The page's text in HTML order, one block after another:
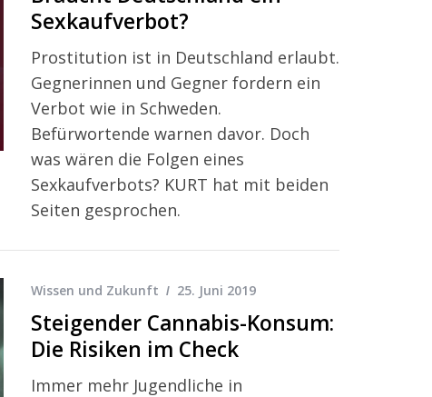
Sexkaufverbot?
Prostitution ist in Deutschland erlaubt.
Gegnerinnen und Gegner fordern ein
Verbot wie in Schweden.
Befürwortende warnen davor. Doch
was wären die Folgen eines
Sexkaufverbots? KURT hat mit beiden
Seiten gesprochen.
Wissen und Zukunft 25. Juni 2019
Steigender Cannabis-Konsum:
Die Risiken im Check
Immer mehr Jugendliche in